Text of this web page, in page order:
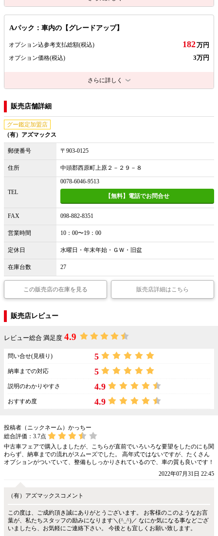
Aパック：車内の【グレードアップ】
オプション込参考支払総額(税込) 182万円
オプション価格(税込) 3万円
さらに詳しく
販売店舗詳細
グー鑑定加盟店
（有）アズマックス
郵便番号 〒903-0125
住所 中頭郡西原町上原２－２９－８
TEL
0078-6046-9513
【無料】電話でお問合せ
FAX 098-882-8351
営業時間 10：00〜19：00
定休日 水曜日・年末年始・ＧＷ・旧盆
在庫台数 27
この販売店の在庫を見る 販売店詳細はこちら
販売店レビュー
レビュー総合 満足度 4.9
問い合せ(見積り) 5
納車までの対応 5
説明のわかりやすさ 4.9
おすすめ度 4.9
投稿者（ニックネーム）かっちー
総合評価： 3.7点
中古車フェアで購入しましたが、こちらが直前でいろいろな要望をしたのにも関
わらず、納車までの流れがスムーズでした。 高年式ではないですが、たくさん
オプションがついていて、整備もしっかりされているので、車の質も良いです！
2022年07月31日 22:45
（有）アズマックスコメント
この度は、ご成約頂き誠にありがとうございます。 お客様のこのようなお言
葉が、私たちスタッフの励みになります＼(^_^)／ なにか気になる事などござ
いましたら、お気軽にご連絡下さい。 今後とも宜しくお願い致します。